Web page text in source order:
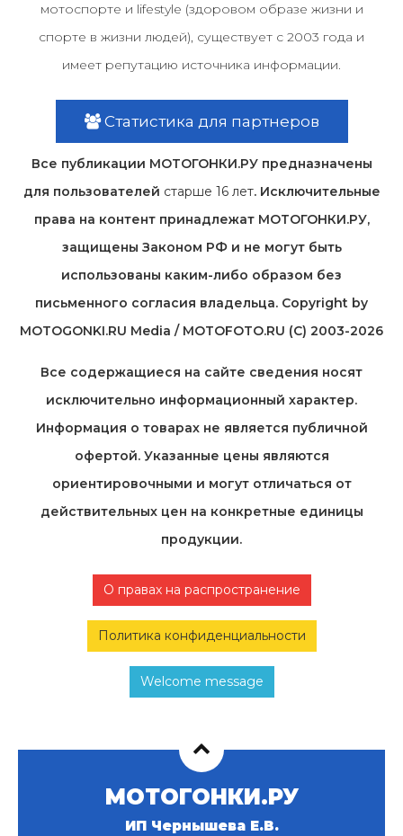
мотоспорте и lifestyle (здоровом образе жизни и
спорте в жизни людей), существует с 2003 года и
имеет репутацию источника информации.
Статистика для партнеров
Все публикации МОТОГОНКИ.РУ предназначены
для пользователей старше 16 лет. Исключительные
права на контент принадлежат МОТОГОНКИ.РУ,
защищены Законом РФ и не могут быть
использованы каким-либо образом без
письменного согласия владельца. Copyright by
MOTOGONKI.RU Media / MOTOFOTO.RU (C) 2003-2026
Все содержащиеся на cайте сведения носят
исключительно информационный характер.
Информация о товарах не является публичной
офертой. Указанные цены являются
ориентировочными и могут отличаться от
действительных цен на конкретные единицы
продукции.
О правах на распространение
Политика конфиденциальности
Welcome message
МОТОГОНКИ.РУ
ИП Чернышева Е.В.